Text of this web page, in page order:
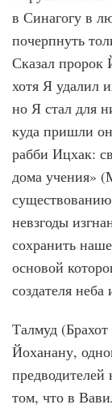
в Синагогу в
почерпнуть
Сказал пророк
хотя Я удалил
но Я стал для
куда пришли
рабби Ицхак:
дома учения»
невзгоды
сохранить
основой
создателя неба
Талмуд (Брахот
Йоханану,
предводителей
том, что в